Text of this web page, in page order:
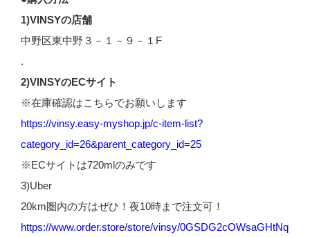
1)VINSYの店舗
中野区東中野３－１－９－１F
.
2)VINSYのECサイト
※在庫確認はこちらでお願いします
https://vinsy.easy-myshop.jp/c-item-list?
category_id=26&parent_category_id=25
※ECサイトは720mlのみです
3)Uber
20km圏内の方はぜひ！夜10時まで注文可！
https://www.order.store/store/vinsy/0GSDG2cOWsaGHtNq